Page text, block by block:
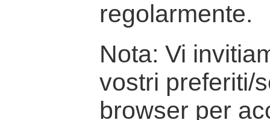
regolarmente.
Nota: Vi
vostri preferiti/
browser per